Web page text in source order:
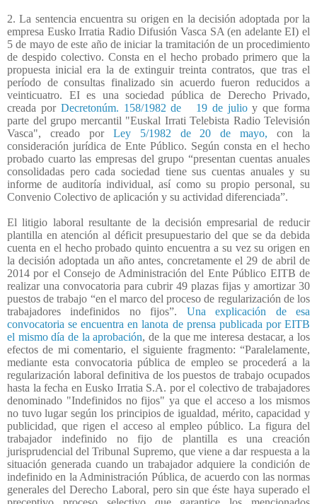
2. La sentencia encuentra su origen en la decisión adoptada por la
empresa Eusko Irratia Radio Difusión Vasca SA (en adelante EI) el
5 de mayo de este año de iniciar la tramitación de un procedimiento
de despido colectivo. Consta en el hecho probado primero que la
propuesta inicial era la de extinguir treinta contratos, que tras el
período de consultas finalizado sin acuerdo fueron reducidos a
veinticuatro. EI es una sociedad pública de Derecho Privado,
creada por Decretonúm. 158/1982 de 19 de julioy que forma
parte del grupo mercantil "Euskal Irrati Telebista Radio Televisión
Vasca", creado por Ley 5/1982 de 20 de mayo,con la
consideración jurídica de Ente Público. Según consta en el hecho
probado cuarto las empresas del grupo “presentan cuentas anuales
consolidadas pero cada sociedad tiene sus cuentas anuales y su
informe de auditoría individual, así como su propio personal, su
Convenio Colectivo de aplicación y su actividad diferenciada”.
El litigio laboral resultante de la decisión empresarial de reducir
plantilla en atención al déficit presupuestario del que se da debida
cuenta en el hecho probado quinto encuentra a su vez su origen en
la decisión adoptada un año antes, concretamente el 29 de abril de
2014 por el Consejo de Administración del Ente Público EITB de
realizar una convocatoria para cubrir 49 plazas fijas y amortizar 30
puestos de trabajo “en el marco del proceso de regularización de los
trabajadores indefinidos no fijos”. Una explicación de esa
convocatoria se encuentra en lanota de prensa publicada por EITB
el mismo día de la aprobación, de la que me interesa destacar, a los
efectos de mi comentario, el siguiente fragmento: “Paralelamente,
mediante esta convocatoria pública de empleo se procederá a la
regularización laboral definitiva de los puestos de trabajo ocupados
hasta la fecha en Eusko Irratia S.A. por el colectivo de trabajadores
denominado "Indefinidos no fijos" ya que el acceso a los mismos
no tuvo lugar según los principios de igualdad, mérito, capacidad y
publicidad, que rigen el acceso al empleo público. La figura del
trabajador indefinido no fijo de plantilla es una creación
jurisprudencial del Tribunal Supremo, que viene a dar respuesta a la
situación generada cuando un trabajador adquiere la condición de
indefinido en la Administración Pública, de acuerdo con las normas
generales del Derecho Laboral, pero sin que éste haya superado el